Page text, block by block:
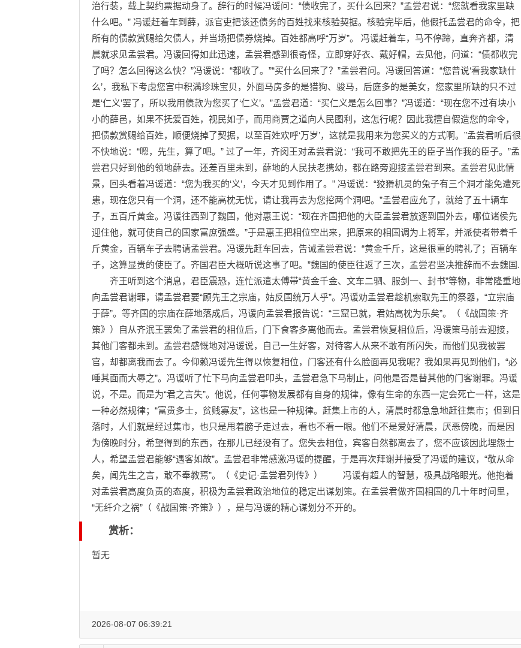
治行装，载上契约票据动身了。辞行的时候冯谖问：“债收完了，买什么回来？”孟尝君说：“您就看我家里缺
什么吧。” 冯谖赶着车到薛，派官吏把该还债务的百姓找来核验契据。核验完毕后，他假托孟尝君的命令，把
所有的债款赏赐给欠债人，并当场把债券烧掉。百姓都高呼“万岁”。 冯谖赶着车，马不停蹄，直奔齐都，清
晨就求见孟尝君。冯谖回得如此迅速，孟尝君感到很奇怪，立即穿好衣、戴好帽，去见他，问道：“债都收完
了吗？怎么回得这么快？”冯谖说：“都收了。”“买什么回来了？”孟尝君问。冯谖回答道：“您曾说‘看我家缺什
么’，我私下考虑您宫中积满珍珠宝贝，外面马房多的是猎狗、骏马，后庭多的是美女，您家里所缺的只不过
是‘仁义’罢了，所以我用债款为您买了‘仁义’。”孟尝君道：“买仁义是怎么回事？”冯谖道：“现在您不过有块小
小的薛邑，如果不抚爱百姓，视民如子，而用商贾之道向人民图利，这怎行呢？因此我擅自假造您的命令，
把债款赏赐给百姓，顺便烧掉了契据，以至百姓欢呼‘万岁’，这就是我用来为您买义的方式啊。”孟尝君听后很
不快地说：“嗯，先生，算了吧。” 过了一年，齐闵王对孟尝君说：“我可不敢把先王的臣子当作我的臣子。”孟
尝君只好到他的领地薛去。还差百里未到，薛地的人民扶老携幼，都在路旁迎接孟尝君到来。孟尝君见此情
景，回头看着冯谖道：“您为我买的‘义’，今天才见到作用了。” 冯谖说：“狡猾机灵的兔子有三个洞才能免遭死
患，现在您只有一个洞，还不能高枕无忧，请让我再去为您挖两个洞吧。”孟尝君应允了，就给了五十辆车
子，五百斤黄金。冯谖往西到了魏国，他对惠王说：“现在齐国把他的大臣孟尝君放逐到国外去，哪位诸侯先
迎住他，就可使自己的国家富庶强盛。”于是惠王把相位空出来，把原来的相国调为上将军，并派使者带着千
斤黄金，百辆车子去聘请孟尝君。冯谖先赶车回去，告诫孟尝君说：“黄金千斤，这是很重的聘礼了；百辆车
子，这算显贵的使臣了。齐国君臣大概听说这事了吧。”魏国的使臣往返了三次，孟尝君坚决推辞而不去魏国.
齐王听到这个消息，君臣震恐，连忙派遣太傅带“黄金千金、文车二驷、服剑一、封书”等物，非常隆重地
向孟尝君谢罪，请孟尝君要“顾先王之宗庙，姑反国统万人乎”。冯谖劝孟尝君趁机索取先王的祭器，“立宗庙
于薛”。等齐国的宗庙在薛地落成后，冯谖向孟尝君报告说：“三窟已就，君姑高枕为乐矣”。（《战国策·齐
策》）自从齐泯王罢免了孟尝君的相位后，门下食客多离他而去。孟尝君恢复相位后，冯谖策马前去迎接，
其他门客都未到。孟尝君感慨地对冯谖说，自己一生好客，对待客人从来不敢有所闪失，而他们见我被罢
官，却都离我而去了。今仰赖冯谖先生得以恢复相位，门客还有什么脸面再见我呢？我如果再见到他们，“必
唾其面而大辱之”。冯谖听了忙下马向孟尝君叩头，孟尝君急下马制止，问他是否是替其他的门客谢罪。冯谖
说，不是。而是为“君之言失”。他说，任何事物发展都有自身的规律，像有生命的东西一定会死亡一样，这是
一种必然规律；“富贵多士，贫贱寡友”，这也是一种规律。赶集上市的人，清晨时都急急地赶往集市；但到日
落时，人们就是经过集市，也只是甩着膀子走过去，看也不看一眼。他们不是爱好清晨，厌恶傍晚，而是因
为傍晚时分，希望得到的东西，在那儿已经没有了。您失去相位，宾客自然都离去了，您不应该因此埋怨士
人，希望孟尝君能够“遇客如故”。孟尝君非常感激冯谖的提醒，于是再次拜谢并接受了冯谖的建议，“敬从命
矣，闻先生之言，敢不奉教焉”。（《史记·孟尝君列传》） 冯谖有超人的智慧，极具战略眼光。他抱着
对孟尝君高度负责的态度，积极为孟尝君政治地位的稳定出谋划策。在孟尝君做齐国相国的几十年时间里，
“无纤介之祸”（《战国策·齐策》），是与冯谖的精心谋划分不开的。
赏析：
暂无
2026-08-07 06:39:21